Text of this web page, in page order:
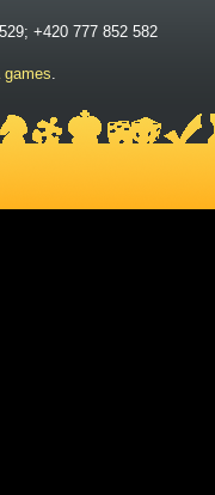
+420 777 852 582
games.